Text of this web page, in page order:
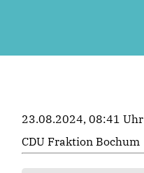
23.08.2024, 08:41 Uhr
CDU Fraktion Bochum